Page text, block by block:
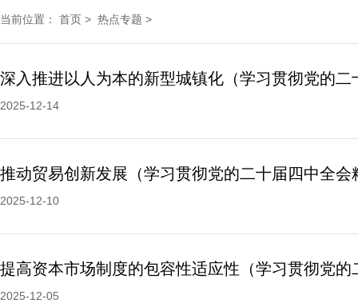
当前位置： 首页 > 热点专题 >
2025-12-14
推动贸易创新发展（学习贯彻党的二十届四中全会
2025-12-10
2025-12-05